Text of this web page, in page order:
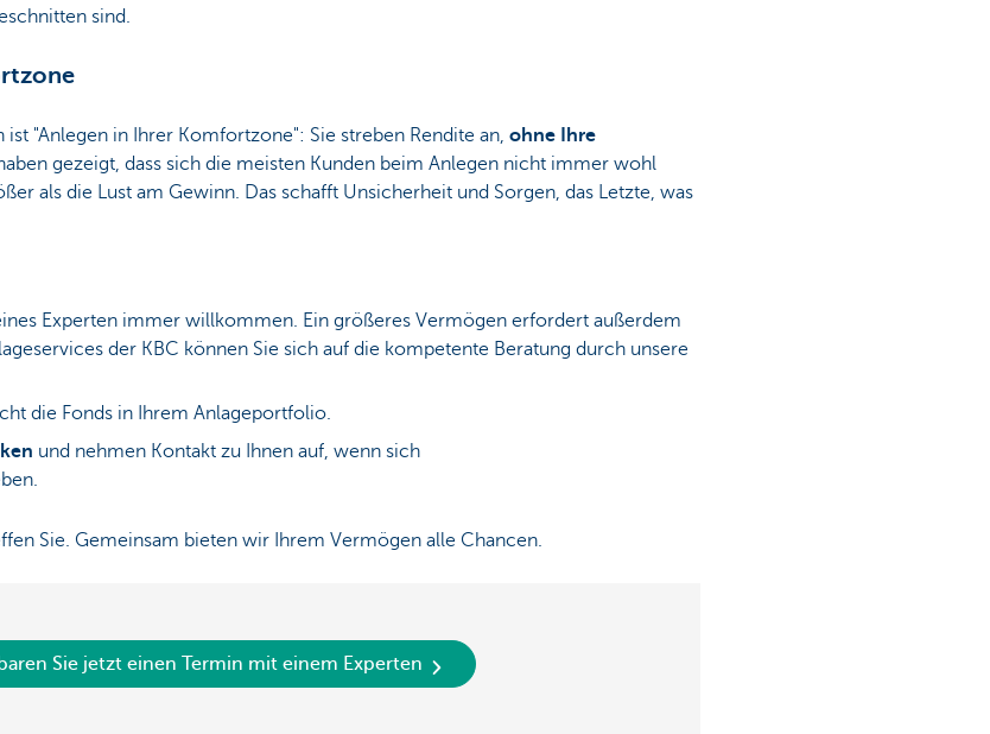
sind.
"Anlegen in Ihrer Komfortzone": Sie streben Rendite an, ohne Ihre
haben gezeigt, dass sich die meisten Kunden beim Anlegen nicht immer wohl
als die Lust am Gewinn. Das schafft Unsicherheit und Sorgen, das Letzte, was
Experten immer willkommen. Ein größeres Vermögen erfordert außerdem
der KBC können Sie sich auf die kompetente Beratung durch unsere
die Fonds in Ihrem Anlageportfolio.
und nehmen Kontakt zu Ihnen auf, wenn sich
Sie. Gemeinsam bieten wir Ihrem Vermögen alle Chancen.
Sie jetzt einen Termin mit einem Experten